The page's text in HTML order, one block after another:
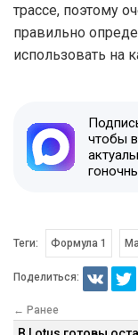
трассе, поэтому
правильно
использовать на
чтобы
Теги: Формула 1
Поделиться:
← Ранее